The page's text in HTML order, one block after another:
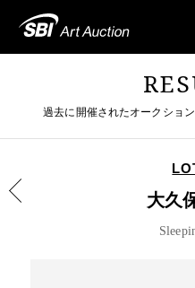
過去に開催されたオークショ
大久